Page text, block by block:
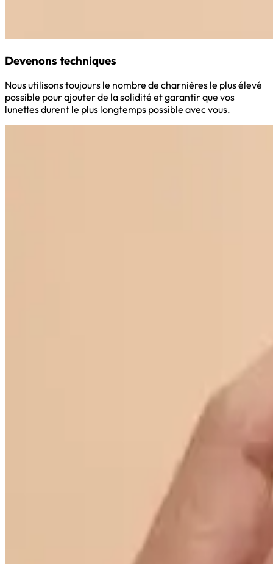
Devenons techniques
Nous utilisons toujours le nombre de charnières le plus élevé
possible pour ajouter de la solidité et garantir que vos
lunettes durent le plus longtemps possible avec vous.